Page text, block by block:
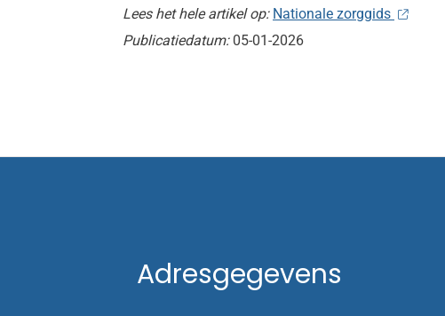
Lees het hele artikel op: Nationale zorggids
Publicatiedatum: 05-01-2026
Adresgegevens